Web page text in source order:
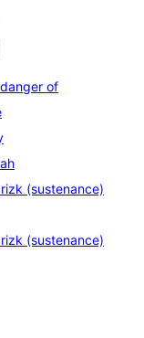
of
(sustenance)
(sustenance)